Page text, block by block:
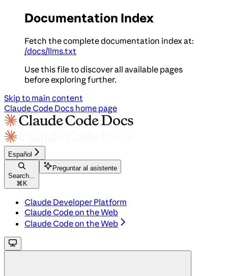
Documentation Index
Fetch the complete documentation index at:
/docs/llms.txt
Use this file to discover all available pages
before exploring further.
Skip to main content
Claude Code Docs home page
Español
Search...
⌘ K
Preguntar al asistente
Claude Developer Platform
Claude Code on the Web
Claude Code on the Web